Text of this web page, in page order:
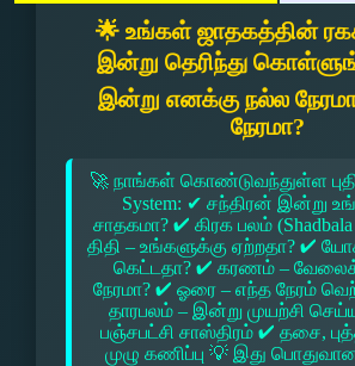
🌟 உங்கள் ஜாதகத்தின்
இன்று தெரிந்து
இன்று எனக்கு நல்ல
நேரமா?
🚀 நாங்கள் கொண்டுவந்துள்ள
System: ✔ சந்திரன் இன்று
சாதகமா? ✔ கிரக பலம்
திதி – உங்களுக்கு ஏற்றதா? ✔
கெட்டதா? ✔ கரணம் –
நேரமா? ✔ ஓரை – எந்த நேரம்
தாரபலம் – இன்று முயற்சி
பஞ்சபட்சி சாஸ்திரம் ✔ தசை,
முழு கணிப்பு 💡 இது